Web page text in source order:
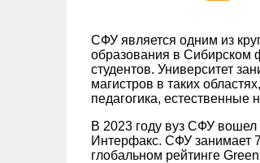
СФУ является одним из
образования в Сибирском
студентов. Университет
магистров в таких
педагогика, естественные
В 2023 году вуз СФУ вошел
Интерфакс. СФУ занимает
глобальном рейтинге